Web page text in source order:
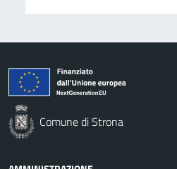
Comune di Strona